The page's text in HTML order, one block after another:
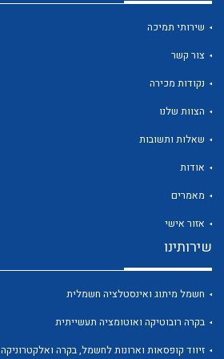
שירותי תמיכה
צור קשר
נקודות מכירה
הצוות שלנו
שאלות ותשובות
אודות
מאמרים
אזור אישי
שירותינו
חשמל מיתוג ואינסטלציה חשמלית
בקרה רובוטיקה ואוטומציה תעשייתית
זיווד קופסאות וארונות לחשמל, בקרה ואלקטרוניקה